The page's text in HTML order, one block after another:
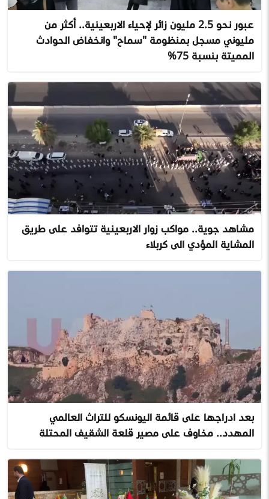
عبور نحو 2.5 مليون زائر لإحياء الاربعينية.. أكثر من
مليوني مسجل بمنظومة "سماح" وانخفاض الحوادث
المميتة بنسبة 75%
مشاهد جوية.. مواكب زوار الاربعينية تتوافد على طريق
المشاية المؤدي الى كربلاء
بعد ادراجها على قائمة اليونسكو للتراث العالمي
المهدد.. مخاوف على مصير قلعة الشقيف المحتلة